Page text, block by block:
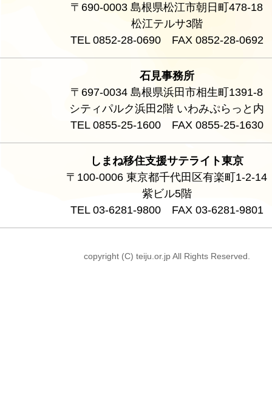
〒690-0003 島根県松江市朝日町478-18
松江テルサ3階
TEL 0852-28-0690 FAX 0852-28-0692
石見事務所
〒697-0034 島根県浜田市相生町1391-8
シティパルク浜田2階 いわみぷらっと内
TEL 0855-25-1600 FAX 0855-25-1630
しまね移住支援サテライト東京
〒100-0006 東京都千代田区有楽町1-2-14
紫ビル5階
TEL 03-6281-9800 FAX 03-6281-9801
copyright (C) teiju.or.jp All Rights Reserved.